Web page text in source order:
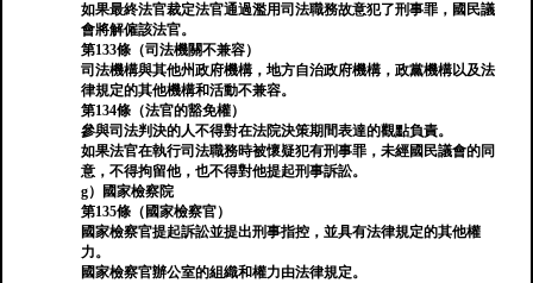
如果最終法官裁定法官通過濫用司法職務故意犯了刑事罪，國民議
會將解僱該法官。
第133條（司法機關不兼容）
司法機構與其他州政府機構，地方自治政府機構，政黨機構以及法
律規定的其他機構和活動不兼容。
第134條（法官的豁免權）
參與司法判決的人不得對在法院決策期間表達的觀點負責。
如果法官在執行司法職務時被懷疑犯有刑事罪，未經國民議會的同
意，不得拘留他，也不得對他提起刑事訴訟。
g）國家檢察院
第135條（國家檢察官）
國家檢察官提起訴訟並提出刑事指控，並具有法律規定的其他權
力。
國家檢察官辦公室的組織和權力由法律規定。